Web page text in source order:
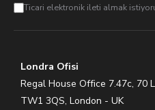
Ticari elektronik ileti almak
Londra Ofisi
Regal House Office 7.47c, 70
TW1 3QS, London - UK